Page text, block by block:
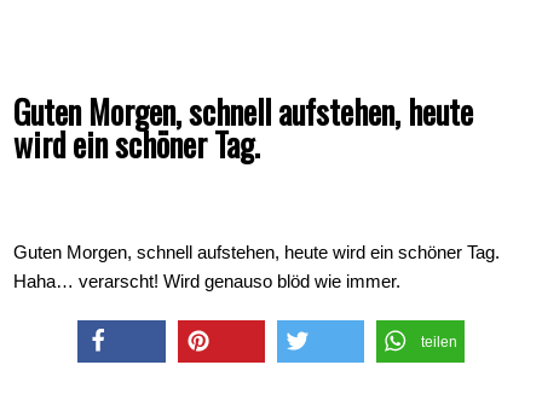
Guten Morgen, schnell aufstehen, heute
wird ein schöner Tag.
Guten Morgen, schnell aufstehen, heute wird ein schöner Tag.
Haha… verarscht! Wird genauso blöd wie immer.
teilen